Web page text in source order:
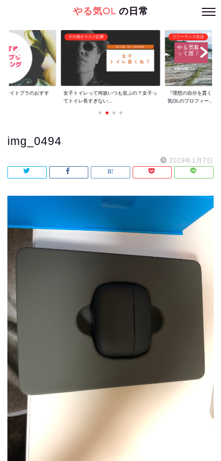
やる気OLの日常
ナイトブラのおすす
その他オススメ記事
女子トイレって何故いつも並ぶの？女子っ
てトイレ長すぎない...
フリーランス生活
『理想の自分を貫くた
気OLのプロフィー...
img_0494
2019年1月7日